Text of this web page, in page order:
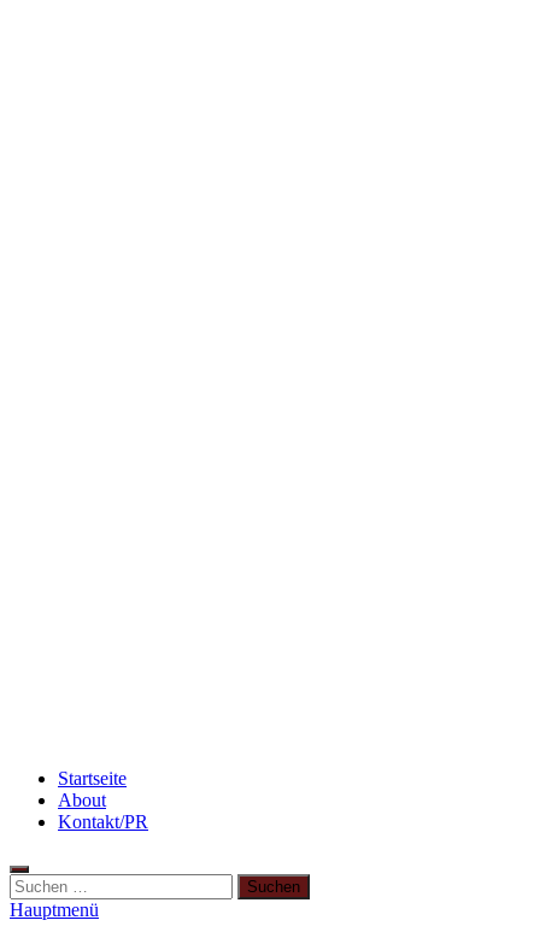
Startseite
About
Kontakt/PR
Suchen
nach:
Hauptmenü